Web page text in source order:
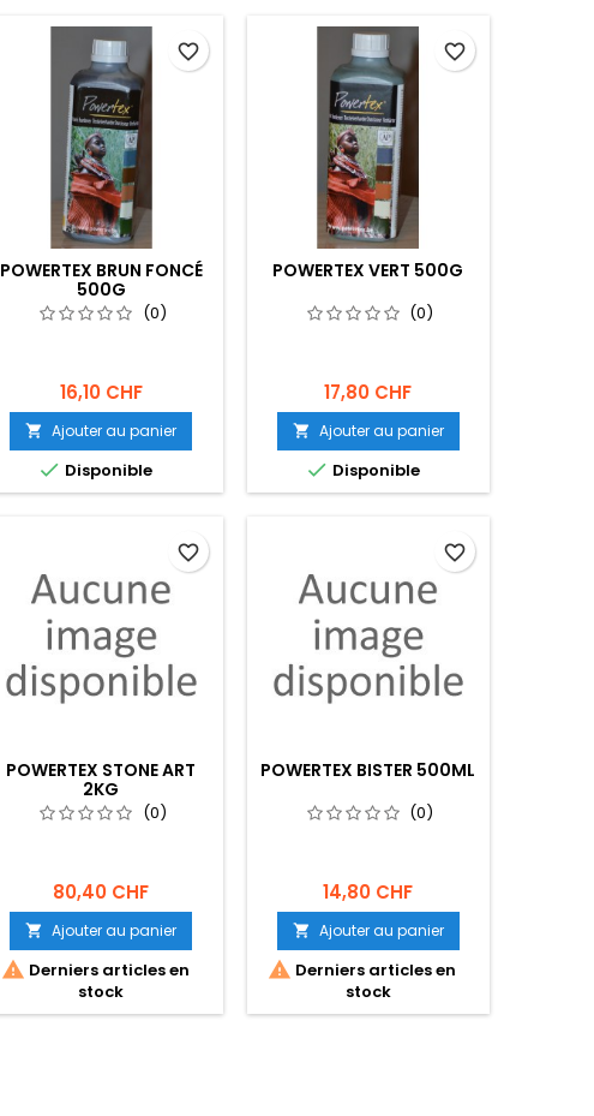
POWERTEX BRUN FONCÉ
500G
(0)
16,10 CHF
 Ajouter au panier
 Disponible
favorite_border
POWERTEX VERT 500G
(0)
17,80 CHF
 Ajouter au panier
 Disponible
favorite_border
POWERTEX STONE ART
2KG
(0)
80,40 CHF
 Ajouter au panier
 Derniers articles en
stock
favorite_border
POWERTEX BISTER 500ML
(0)
14,80 CHF
 Ajouter au panier
 Derniers articles en
stock
favorite_border